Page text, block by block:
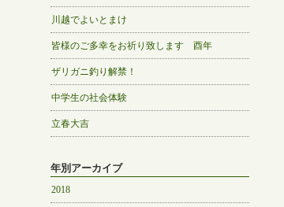
川越でよいとまけ
皆様のご多幸をお祈り致します 酉年
ザリガニ釣り解禁！
中学生の社会体験
立春大吉
年別アーカイブ
2018